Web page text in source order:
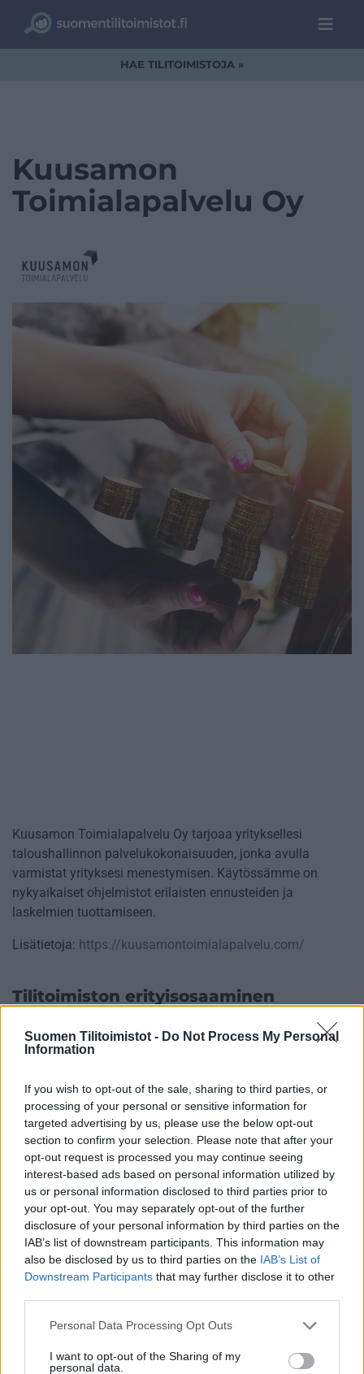
Suomen Tilitoimistot - Do Not Process My Personal
Information
If you wish to opt-out of the sale, sharing to third parties, or
processing of your personal or sensitive information for
targeted advertising by us, please use the below opt-out
section to confirm your selection. Please note that after your
opt-out request is processed you may continue seeing
interest-based ads based on personal information utilized by
us or personal information disclosed to third parties prior to
your opt-out. You may separately opt-out of the further
disclosure of your personal information by third parties on the
IAB’s list of downstream participants. This information may
also be disclosed by us to third parties on the IAB’s List of
Downstream Participants that may further disclose it to other
Please note that this website/app uses one or more Google
not limited to your visit or usage behaviour. You may click to
Personal Data Processing Opt Outs
I want to opt-out of the Sharing of my
personal data.
HAE TILITOIMISTOJA »
Kuusamon
Toimialapalvelu Oy
Kuusamon Toimialapalvelu Oy tarjoaa yrityksellesi
taloushallinnon palvelukokonaisuuden, jonka avulla
varmistat yrityksesi menestymisen. Käytössämme on
nykyaikaiset ohjelmistot erilaisten ennusteiden ja
laskelmien tuottamiseen.
Lisätietoja: https://kuusamontoimialapalvelu.com/
Tilitoimiston erityisosaaminen
Palvelukielet
Suomi
Yhtiökoko
Pienet
Mikrot
Yhtiömuodot
Yksityinen osakeyhtiö
Kommandiittiyhtiö
Avoin yhtiö
Toiminimi